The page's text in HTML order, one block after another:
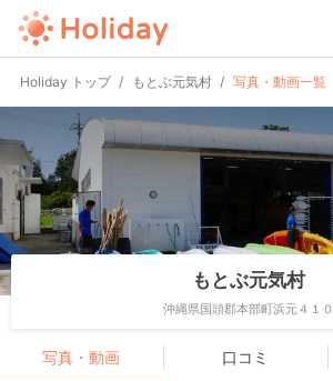
Holiday トップ もとぶ元気村 写真・動画一覧
もとぶ元気村
沖縄県国頭郡本部町浜元４１０
写真・動画 口コミ